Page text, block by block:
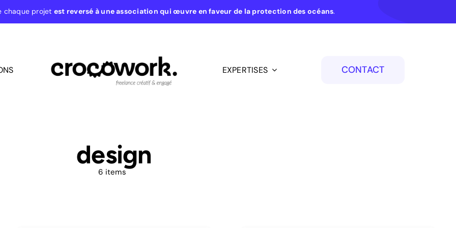
chaque projet est reversé à une association qui œuvre en faveur de la protection des océans.
EXPERTISES CONTACT
design
6 items